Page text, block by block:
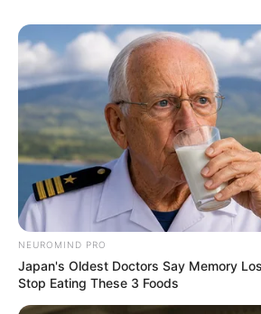
NEUROMIND PRO
Japan's Oldest Doctors Say Memory
Stop Eating These 3 Foods